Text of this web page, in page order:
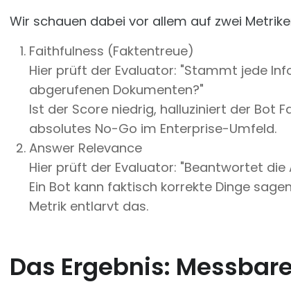
Wir schauen dabei vor allem auf zwei
Faithfulness (Faktentreue)
Hier prüft der Evaluator: "Stammt jede
abgerufenen Dokumenten?"
Ist der Score niedrig, halluziniert der Bot
absolutes No-Go im Enterprise-Umfeld.
Answer Relevance
Hier prüft der Evaluator: "Beantwortet
Ein Bot kann faktisch korrekte Dinge
Metrik entlarvt das.
Das Ergebnis: